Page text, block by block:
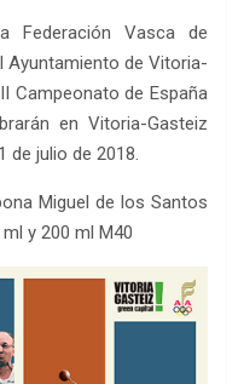
Federación Vasca de
de Vitoria-
Campeonato de España
en Vitoria-Gasteiz
de julio de 2018.
Miguel de los Santos
y 200 ml M40